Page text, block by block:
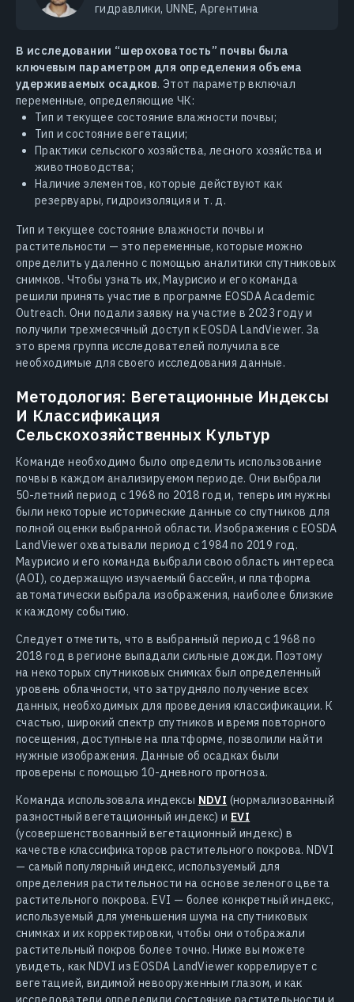
гидравлики, UNNE, Аргентина
В исследовании “шероховатость” почвы была
ключевым параметром для определения объема
удерживаемых осадков. Этот параметр включал
переменные, определяющие ЧК:
Тип и текущее состояние влажности почвы;
Тип и состояние вегетации;
Практики сельского хозяйства, лесного хозяйства и
животноводства;
Наличие элементов, которые действуют как
резервуары, гидроизоляция и т. д.
Тип и текущее состояние влажности почвы и
растительности — это переменные, которые можно
определить удаленно с помощью аналитики спутниковых
снимков. Чтобы узнать их, Маурисио и его команда
решили принять участие в программе EOSDA Academic
Outreach. Они подали заявку на участие в 2023 году и
получили трехмесячный доступ к EOSDA LandViewer. За
это время группа исследователей получила все
необходимые для своего исследования данные.
Методология: Вегетационные Индексы
И Классификация
Сельскохозяйственных Культур
Команде необходимо было определить использование
почвы в каждом анализируемом периоде. Они выбрали
50-летний период с 1968 по 2018 год и, теперь им нужны
были некоторые исторические данные со спутников для
полной оценки выбранной области. Изображения с EOSDA
LandViewer охватывали период с 1984 по 2019 год.
Маурисио и его команда выбрали свою область интереса
(AOI), содержащую изучаемый бассейн, и платформа
автоматически выбрала изображения, наиболее близкие
к каждому событию.
Следует отметить, что в выбранный период с 1968 по
2018 год в регионе выпадали сильные дожди. Поэтому
на некоторых спутниковых снимках был определенный
уровень облачности, что затрудняло получение всех
данных, необходимых для проведения классификации. К
счастью, широкий спектр спутников и время повторного
посещения, доступные на платформе, позволили найти
нужные изображения. Данные об осадках были
проверены с помощью 10-дневного прогноза.
Команда использовала индексы NDVI (нормализованный
разностный вегетационный индекс) и EVI
(усовершенствованный вегетационный индекс) в
качестве классификаторов растительного покрова. NDVI
— самый популярный индекс, используемый для
определения растительности на основе зеленого цвета
растительного покрова. EVI — более конкретный индекс,
используемый для уменьшения шума на спутниковых
снимках и их корректировки, чтобы они отображали
растительный покров более точно. Ниже вы можете
увидеть, как NDVI из EOSDA LandViewer коррелирует с
вегетацией, видимой невооруженным глазом, и как